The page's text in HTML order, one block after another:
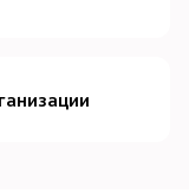
на